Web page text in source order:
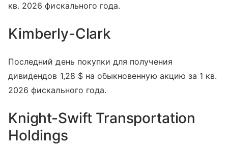
кв. 2026 фискального года.
Kimberly-Clark
Последний день покупки для получения
дивидендов 1,28 $ на обыкновенную акцию за 1 кв.
2026 фискального года.
Knight-Swift Transportation
Holdings